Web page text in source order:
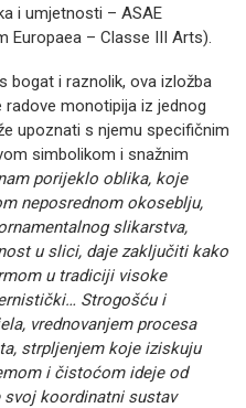
i umjetnosti – ASAE
Europaea – Classe III Arts).
bogat i raznolik, ova izložba
monotipija iz jednog
upoznati s njemu specifičnim
simbolikom i snažnim
porijeklo oblika, koje
neposrednom okoseblju,
slikarstva,
u slici, daje zaključiti kako
u tradiciji visoke
Strogošću i
vrednovanjem procesa
strpljenjem koje iziskuju
i čistoćom ideje od
koordinatni sustav